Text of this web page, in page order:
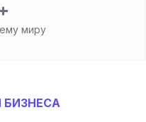
миру
БИЗНЕСА